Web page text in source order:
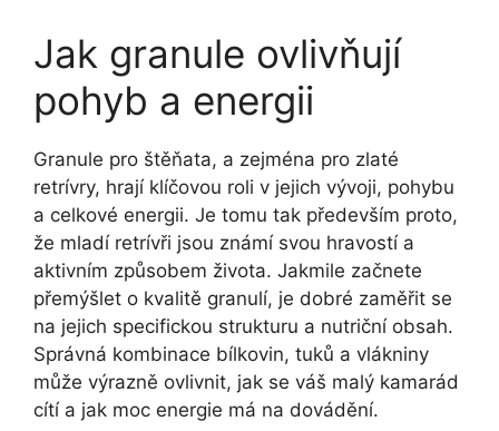
Jak granule ovlivňují
pohyb a energii
Granule pro štěňata, a zejména pro zlaté
retrívry, hrají klíčovou roli v jejich vývoji, pohybu
a celkové energii. Je tomu tak především proto,
že mladí retrívři jsou známí svou hravostí a
aktivním způsobem života. Jakmile začnete
přemýšlet o kvalitě granulí, je dobré zaměřit se
na jejich specifickou strukturu a nutriční obsah.
Správná kombinace bílkovin, tuků a vlákniny
může výrazně ovlivnit, jak se váš malý kamarád
cítí a jak moc energie má na dovádění.